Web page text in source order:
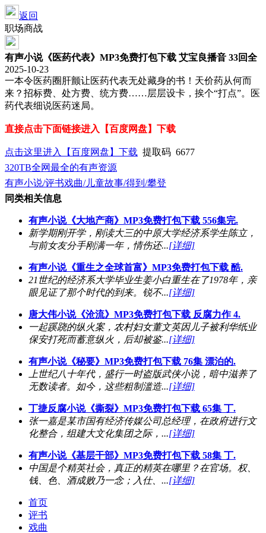
返回
职场商战
有声小说《医药代表》MP3免费打包下载 艾宝良播音 33回全
2025-10-23
一本令医药圈肝颤让医药代表无处藏身的书！天价药从何而
来？招标费、处方费、统方费……层层设卡，挨个“打点”。医
药代表细说医药迷局。
直接点击下面链接进入【百度网盘】下载
点击这里进入【百度网盘】下载 提取码 6677
320TB全网最全的有声资源
有声小说/评书戏曲/儿童故事/得到/攀登
同类相关信息
有声小说《大地产商》MP3免费打包下载 556集完.
新学期刚开学，刚读大三的中原大学经济系学生陈立，
与前女友分手刚满一年，情伤还...[详细]
有声小说《重生之全球首富》MP3免费打包下载 酷.
21世纪的经济系大学毕业生姜小白重生在了1978年，亲
眼见证了那个时代的到来。锐不...[详细]
唐大伟小说《沧流》MP3免费打包下载 反腐力作 4.
一起蹊跷的纵火案，农村妇女董文英因儿子被利华纸业
保安打死而蓄意纵火，后却被鉴...[详细]
有声小说《秘要》MP3免费打包下载 76集 漂泊的.
上世纪八十年代，盛行一时盗版武侠小说，暗中滋养了
无数读者。如今，这些粗制滥造...[详细]
丁捷反腐小说《撕裂》MP3免费打包下载 65集 丁.
张一嘉是某市国有经济传媒公司总经理，在政府进行文
化整合，组建大文化集团之际，...[详细]
有声小说《基层干部》MP3免费打包下载 58集 丁.
中国是个精英社会，真正的精英在哪里？在官场。权、
钱、色、酒成败乃一念；入仕、...[详细]
首页
评书
戏曲